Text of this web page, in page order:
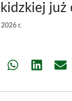
już
r.
Share Share